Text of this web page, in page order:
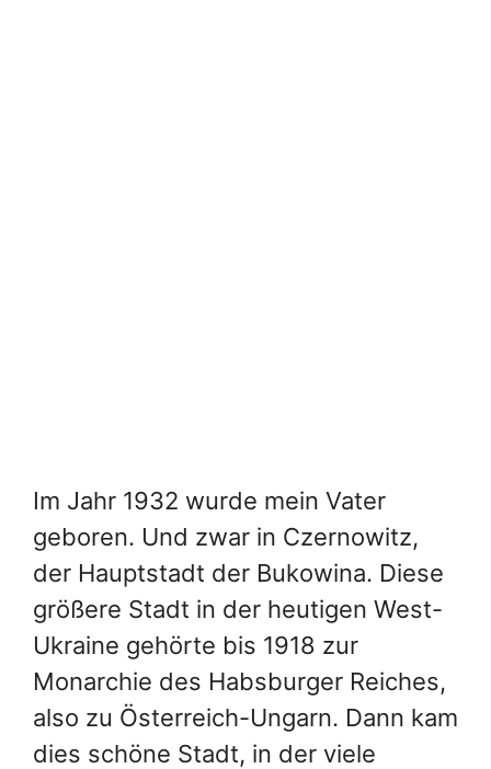
Im Jahr 1932 wurde mein Vater
geboren. Und zwar in Czernowitz,
der Hauptstadt der Bukowina. Diese
größere Stadt in der heutigen West-
Ukraine gehörte bis 1918 zur
Monarchie des Habsburger Reiches,
also zu Österreich-Ungarn. Dann kam
dies schöne Stadt, in der viele